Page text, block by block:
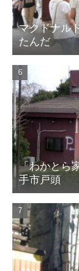
マクドナル
たんだ
「わかとら
手市戸頭